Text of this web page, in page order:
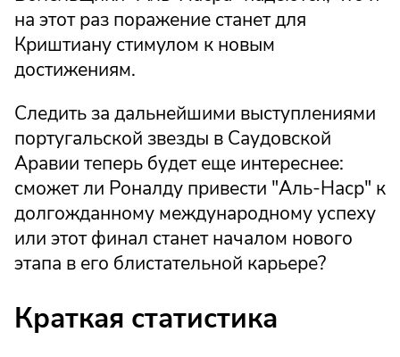
на этот раз поражение станет для
Криштиану стимулом к новым
достижениям.
Следить за дальнейшими выступлениями
португальской звезды в Саудовской
Аравии теперь будет еще интереснее:
сможет ли Роналду привести "Аль-Наср" к
долгожданному международному успеху
или этот финал станет началом нового
этапа в его блистательной карьере?
Краткая статистика